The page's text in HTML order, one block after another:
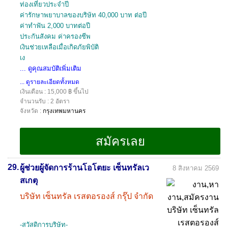
ท่องเที่ยวประจำปี
ค่ารักษาพยาบาลของบริษัท 40,000 บาท ต่อปี
ค่าทำฟัน 2,000 บาทต่อปี
ประกันสังคม ค่าครองชีพ
เงินช่วยเหลือเมื่อเกิดภัยพิบัติ
เง
... ดูคุณสมบัติเพิ่มเติม
... ดูรายละเอียดทั้งหมด
เงินเดือน : 15,000 ฿ ขึ้นไป
จำนวนรับ : 2 อัตรา
จังหวัด : กรุงเทพมหานคร
29.ผู้ช่วยผู้จัดการร้านโอโตยะ เซ็นทรัลเว
สเกตุ
บริษัท เซ็นทรัล เรสตอรองส์ กรุ๊ป จำกัด
8 สิงหาคม 2569
-สวัสดิการบริษัท-